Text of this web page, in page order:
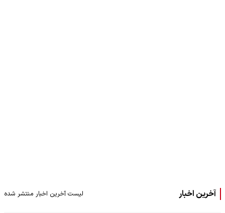
آخرین اخبار لیست آخرین اخبار منتشر شده